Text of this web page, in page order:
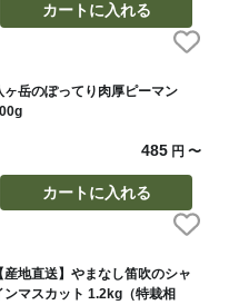
カートに入れる
ヶ岳のぽってり肉厚ピーマン
485 円〜
カートに入れる
産地直送】やまなし笛吹のシャ
ンマスカット 1.2kg（特栽相